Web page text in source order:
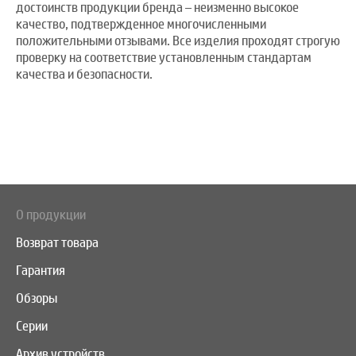
достоинств продукции бренда – неизменно высокое
качество, подтвержденное многочисленными
положительными отзывами. Все изделия проходят строгую
проверку на соответствие установленным стандартам
качества и безопасности.
О продукции
Возврат товара
Гарантия
Обзоры
Серии